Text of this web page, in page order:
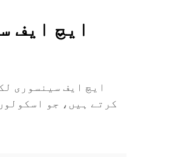
ایچ ایف سینسوری
کرتے ہیں، جو